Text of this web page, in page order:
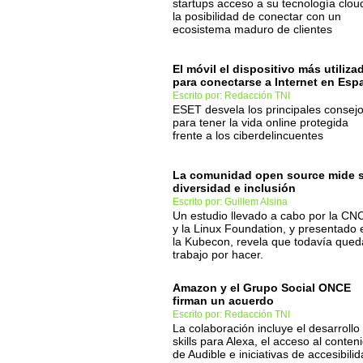
startups acceso a su tecnología
la posibilidad de conectar con un
ecosistema maduro de clientes
El móvil el dispositivo más
para conectarse a Internet en
Escrito por: Redacción TNI
ESET desvela los principales
para tener la vida online protegida
frente a los ciberdelincuentes
La comunidad open source mide
diversidad e inclusión
Escrito por: Guillem Alsina
Un estudio llevado a cabo por la
y la Linux Foundation, y presentado
la Kubecon, revela que todavía
trabajo por hacer.
Amazon y el Grupo Social ONCE
firman un acuerdo
Escrito por: Redacción TNI
La colaboración incluye el desarrollo
skills para Alexa, el acceso al
de Audible e iniciativas de